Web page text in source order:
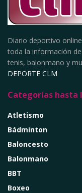
Diario deportivo
toda la información
tenis, balonmano y
DEPORTE CLM
Categorías hasta
Atletismo
Bádminton
Baloncesto
Balonmano
BBT
Boxeo